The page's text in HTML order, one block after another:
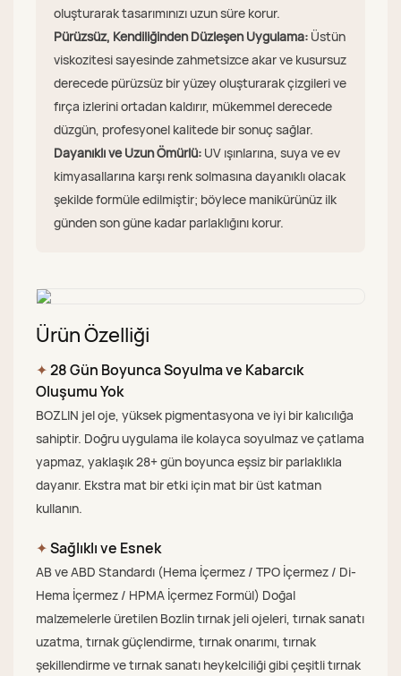
oluşturarak tasarımınızı uzun süre korur.
Pürüzsüz, Kendiliğinden Düzleşen Uygulama: Üstün
viskozitesi sayesinde zahmetsizce akar ve kusursuz
derecede pürüzsüz bir yüzey oluşturarak çizgileri ve
fırça izlerini ortadan kaldırır, mükemmel derecede
düzgün, profesyonel kalitede bir sonuç sağlar.
Dayanıklı ve Uzun Ömürlü: UV ışınlarına, suya ve ev
kimyasallarına karşı renk solmasına dayanıklı olacak
şekilde formüle edilmiştir; böylece manikürünüz ilk
günden son güne kadar parlaklığını korur.
Ürün Özelliği
✦28 Gün Boyunca Soyulma ve Kabarcık
Oluşumu Yok
BOZLIN jel oje, yüksek pigmentasyona ve iyi bir kalıcılığa
sahiptir. Doğru uygulama ile kolayca soyulmaz ve çatlama
yapmaz, yaklaşık 28+ gün boyunca eşsiz bir parlaklıkla
dayanır. Ekstra mat bir etki için mat bir üst katman
kullanın.
✦Sağlıklı ve Esnek
AB ve ABD Standardı (Hema İçermez / TPO İçermez / Di-
Hema İçermez / HPMA İçermez Formül) Doğal
malzemelerle üretilen Bozlin tırnak jeli ojeleri, tırnak sanatı
uzatma, tırnak güçlendirme, tırnak onarımı, tırnak
şekillendirme ve tırnak sanatı heykelciliği gibi çeşitli tırnak